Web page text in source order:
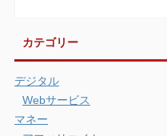
カテゴリー
デジタル
Webサービス
マネー